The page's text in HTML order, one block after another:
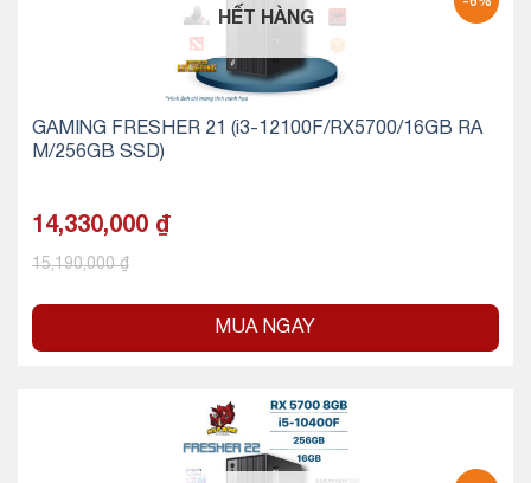
HẾT HÀNG
GAMING FRESHER 21 (i3-12100F/RX5700/16GB RA
M/256GB SSD)
14,330,000 ₫
15,190,000₫
MUA NGAY